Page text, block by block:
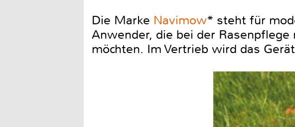
Die Marke Navimow* steht für
Anwender, die bei der Rasenpflege
möchten. Im Vertrieb wird das